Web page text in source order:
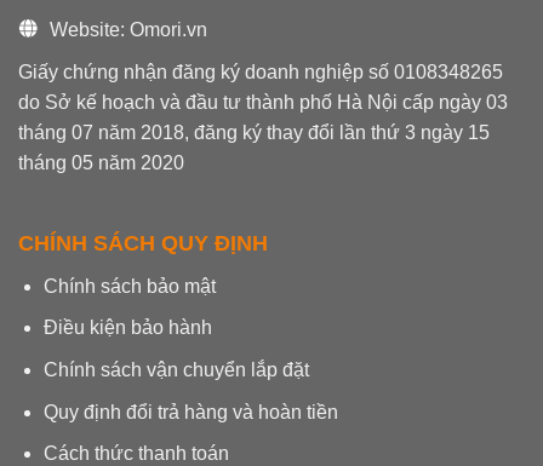
Website: Omori.vn
Giấy chứng nhận đăng ký doanh nghiệp số 0108348265
do Sở kế hoạch và đầu tư thành phố Hà Nội cấp ngày 03
tháng 07 năm 2018, đăng ký thay đổi lần thứ 3 ngày 15
tháng 05 năm 2020
CHÍNH SÁCH QUY ĐỊNH
Chính sách bảo mật
Điều kiện bảo hành
Chính sách vận chuyển lắp đặt
Quy định đổi trả hàng và hoàn tiền
Cách thức thanh toán